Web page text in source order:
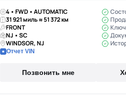
4 • FWD • AUTOMATIC
31 921 миль ≈ 51 372 км
FRONT
NJ • SC
WINDSOR, NJ
Отчет VIN
Ключ
Позвонить мне